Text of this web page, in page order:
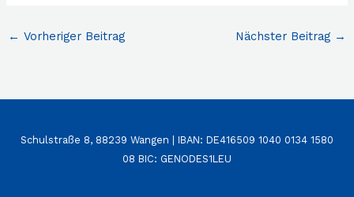
← Vorheriger Beitrag Nächster Beitrag →
Schulstraße 8, 88239 Wangen | IBAN: DE416509 1040 0134 1580
08 BIC: GENODES1LEU